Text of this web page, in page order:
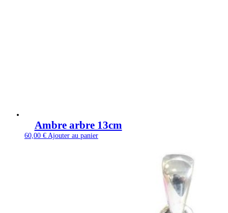
Ambre arbre 13cm
60,00 € Ajouter au panier